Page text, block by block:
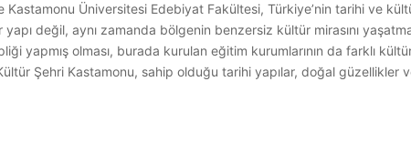
Üniversitesi Edebiyat Fakültesi, Türkiye’nin tarihi ve
değil, aynı zamanda bölgenin benzersiz kültür mirasını
yapmış olması, burada kurulan eğitim kurumlarının da farklı
Şehri Kastamonu, sahip olduğu tarihi yapılar, doğal güzellikler